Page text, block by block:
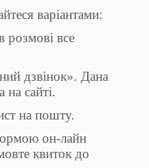
варіантами:
розмові все
дзвінок». Дана
сайті.
на пошту.
он-лайн
квиток до